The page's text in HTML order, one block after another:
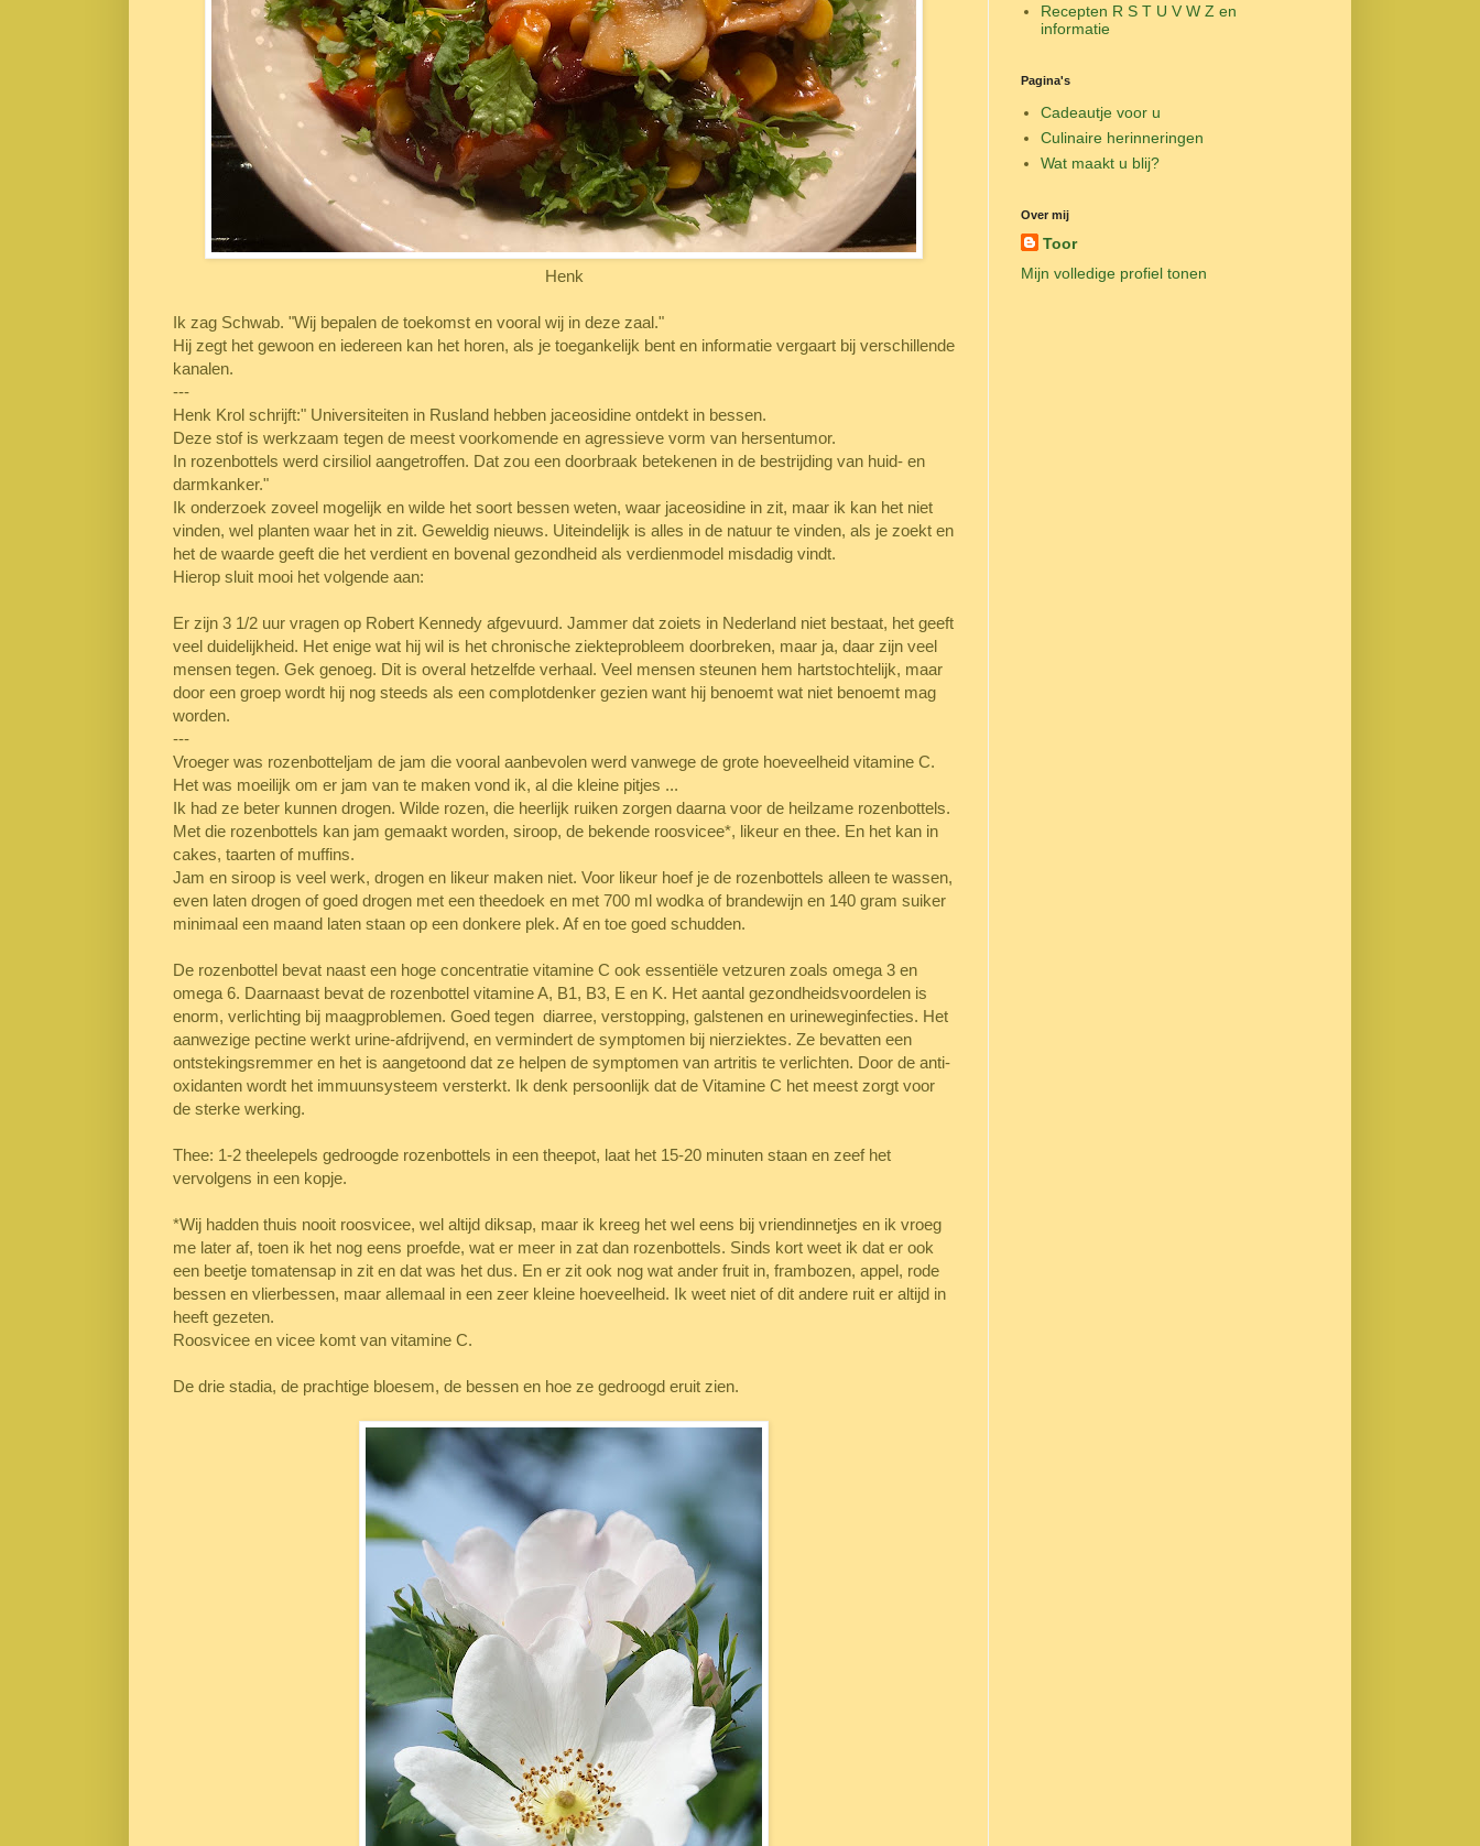
Henk
Ik zag Schwab. "Wij bepalen de toekomst en vooral wij in deze zaal."
Hij zegt het gewoon en iedereen kan het horen, als je toegankelijk bent en informatie vergaart bij verschillende
kanalen.
---
Henk Krol schrijft:" Universiteiten in Rusland hebben jaceosidine ontdekt in bessen.
Deze stof is werkzaam tegen de meest voorkomende en agressieve vorm van hersentumor.
In rozenbottels werd cirsiliol aangetroffen. Dat zou een doorbraak betekenen in de bestrijding van huid- en
darmkanker."
Ik onderzoek zoveel mogelijk en wilde het soort bessen weten, waar jaceosidine in zit, maar ik kan het niet
vinden, wel planten waar het in zit. Geweldig nieuws. Uiteindelijk is alles in de natuur te vinden, als je zoekt en
het de waarde geeft die het verdient en bovenal gezondheid als verdienmodel misdadig vindt.
Hierop sluit mooi het volgende aan:
Er zijn 3 1/2 uur vragen op Robert Kennedy afgevuurd. Jammer dat zoiets in Nederland niet bestaat, het geeft
veel duidelijkheid. Het enige wat hij wil is het chronische ziekteprobleem doorbreken, maar ja, daar zijn veel
mensen tegen. Gek genoeg. Dit is overal hetzelfde verhaal. Veel mensen steunen hem hartstochtelijk, maar
door een groep wordt hij nog steeds als een complotdenker gezien want hij benoemt wat niet benoemt mag
worden.
---
Vroeger was rozenbotteljam de jam die vooral aanbevolen werd vanwege de grote hoeveelheid vitamine C.
Het was moeilijk om er jam van te maken vond ik, al die kleine pitjes ...
Ik had ze beter kunnen drogen. Wilde rozen, die heerlijk ruiken zorgen daarna voor de heilzame rozenbottels.
Met die rozenbottels kan jam gemaakt worden, siroop, de bekende roosvicee*, likeur en thee. En het kan in
cakes, taarten of muffins.
Jam en siroop is veel werk, drogen en likeur maken niet. Voor likeur hoef je de rozenbottels alleen te wassen,
even laten drogen of goed drogen met een theedoek en met 700 ml wodka of brandewijn en 140 gram suiker
minimaal een maand laten staan op een donkere plek. Af en toe goed schudden.
De rozenbottel bevat naast een hoge concentratie vitamine C ook essentiële vetzuren zoals omega 3 en
omega 6. Daarnaast bevat de rozenbottel vitamine A, B1, B3, E en K. Het aantal gezondheidsvoordelen is
enorm, verlichting bij maagproblemen. Goed tegen diarree, verstopping, galstenen en urineweginfecties. Het
aanwezige pectine werkt urine-afdrijvend, en vermindert de symptomen bij nierziektes. Ze bevatten een
ontstekingsremmer en het is aangetoond dat ze helpen de symptomen van artritis te verlichten. Door de anti-
oxidanten wordt het immuunsysteem versterkt. Ik denk persoonlijk dat de Vitamine C het meest zorgt voor
de sterke werking.
Thee: 1-2 theelepels gedroogde rozenbottels in een theepot, laat het 15-20 minuten staan ​​en zeef het
vervolgens in een kopje.
*Wij hadden thuis nooit roosvicee, wel altijd diksap, maar ik kreeg het wel eens bij vriendinnetjes en ik vroeg
me later af, toen ik het nog eens proefde, wat er meer in zat dan rozenbottels. Sinds kort weet ik dat er ook
een beetje tomatensap in zit en dat was het dus. En er zit ook nog wat ander fruit in, frambozen, appel, rode
bessen en vlierbessen, maar allemaal in een zeer kleine hoeveelheid. Ik weet niet of dit andere ruit er altijd in
heeft gezeten.
Roosvicee en vicee komt van vitamine C.
De drie stadia, de prachtige bloesem, de bessen en hoe ze gedroogd eruit zien.
Recepten R S T U V W Z en
informatie
Pagina's
Cadeautje voor u
Culinaire herinneringen
Wat maakt u blij?
Over mij
Toor
Mijn volledige profiel tonen